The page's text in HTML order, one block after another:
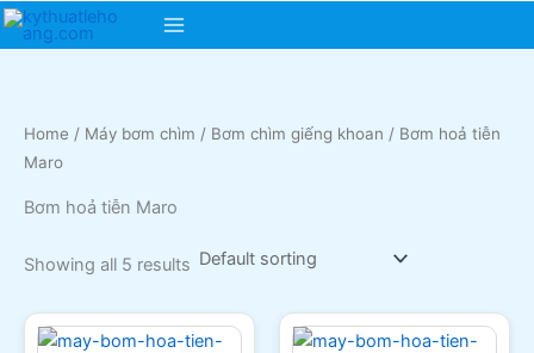
Skip
Main
Home / Máy bơm chìm / Bơm chìm giếng khoan / Bơm hoả tiễn
Maro
Bơm hoả tiễn Maro
Showing all 5 results